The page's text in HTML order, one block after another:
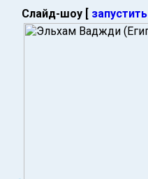
Слайд-шоу [ запустить